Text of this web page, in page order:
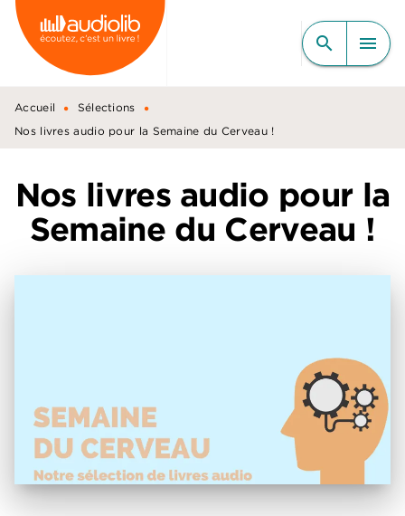
MENU RECHERCHE
CONTENU
PIED DE PAGE
search menu
Accueil • Sélections •
Nos livres audio pour la Semaine du Cerveau !
Nos livres audio pour la
Semaine du Cerveau !